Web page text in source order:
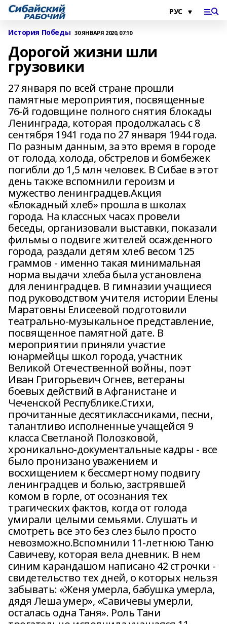
История Победы 30 ЯНВАРЯ 2020, 07:10
Дорогой жизни шли
грузовики
27 января по всей стране прошли
памятные мероприятия, посвященные
76-й годовщине полного снятия блокады
Ленинграда, которая продолжалась с 8
сентября 1941 года по 27 января 1944 года.
По разным данным, за это время в городе
от голода, холода, обстрелов и бомбежек
погибли до 1,5 млн человек. В Сибае в этот
день также вспомнили героизм и
мужество ленинградцев.Акция
«Блокадный хлеб» прошла в школах
города. На классных часах провели
беседы, организовали выставки, показали
фильмы о подвиге жителей осажденного
города, раздали детям хлеб весом 125
граммов - именно такая минимальная
норма выдачи хлеба была установлена
для ленинградцев. В гимназии учащиеся
под руководством учителя истории Елены
Маратовны Елисеевой подготовили
театрально-музыкальное представление,
посвященное памятной дате. В
мероприятии приняли участие
юнармейцы школ города, участник
Великой Отечественной войны, поэт
Иван Григорьевич Огнев, ветераны
боевых действий в Афганистане и
Чеченской Республике.Стихи,
прочитанные десятиклассниками, песни,
талантливо исполненные учащейся 9
класса Светланой Полозковой,
хроникально-документальные кадры - все
было пронизано уважением и
восхищением к бессмертному подвигу
ленинградцев и болью, застрявшей
комом в горле, от осознания тех
трагических фактов, когда от голода
умирали целыми семьями. Слушать и
смотреть все это без слез было просто
невозможно.Вспомнили 11-летнюю Таню
Савичеву, которая вела дневник. В нем
синим карандашом написано 42 строчки -
свидетельство тех дней, о которых нельзя
забывать: «Женя умерла, бабушка умерла,
дядя Леша умер», «Савичевы умерли,
осталась одна Таня». Роль Тани